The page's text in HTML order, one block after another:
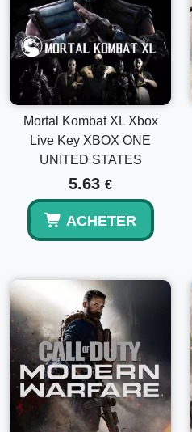
Mortal Kombat XL Xbox
Live Key XBOX ONE
UNITED STATES
5.63 €
ACHETER